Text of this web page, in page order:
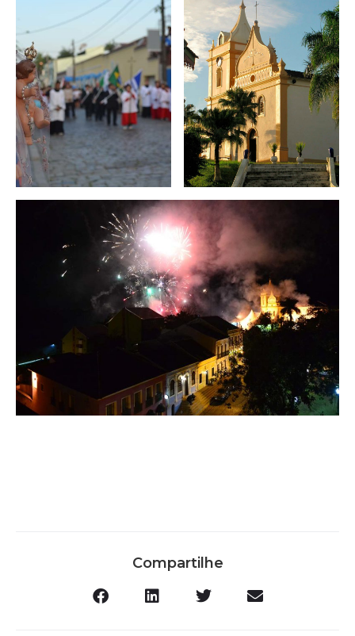
Compartilhe